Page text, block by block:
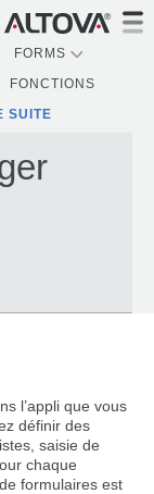
FORMS
FONCTIONS
SUITE
l’appli que vous
définir des
saisie de
chaque
formulaires est